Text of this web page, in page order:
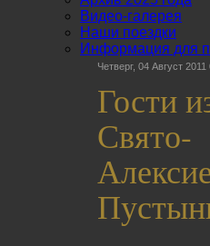
Видео-галерея
Наши поездки
Информация для
Четверг, 04 Август 2011
Гости
Свято-